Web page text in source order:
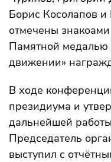
Борис Косолапов
отмечены
Памятной медалью
движении»
В ходе
президиума и
дальнейшей
Председатель
выступил с